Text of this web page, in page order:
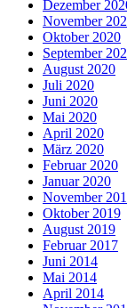
Dezember
November
Oktober 2020
September
August 2020
Juli 2020
Juni 2020
Mai 2020
April 2020
März 2020
Februar 2020
Januar 2020
November
Oktober 2019
August 2019
Februar 2017
Juni 2014
Mai 2014
April 2014